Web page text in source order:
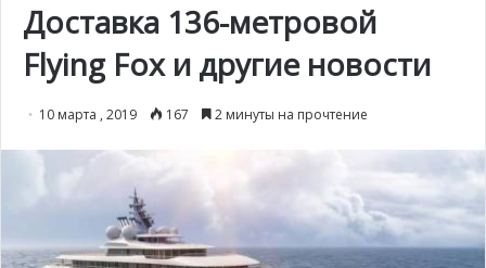
Доставка 136-метровой
Flying Fox и другие новости
10 марта , 2019 167 2 минуты на прочтение